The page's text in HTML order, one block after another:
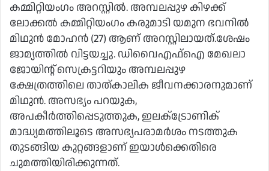
കമ്മിറ്റിയംഗം അറസ്റ്റിൽ. അമ്പലപ്പുഴ കിഴക്ക്
ലോക്കൽ കമ്മിറ്റിയംഗം കരുമാടി യമുന ഭവനിൽ
മിഥുൻ മോഹൻ (27) ആണ് അറസ്റ്റിലായത്.ശേഷം
ജാമ്യത്തിൽ വിട്ടയച്ചു. ഡിവൈഎഫ്‌ഐ മേഖലാ
ജോയിന്റ് സെക്രട്ടറിയും അമ്പലപ്പുഴ
ക്ഷേത്രത്തിലെ താത്‌കാലിക ജീവനക്കാരനുമാണ്
മിഥുൻ. അസഭ്യം പറയുക,
അപകീർത്തിപ്പെടുത്തുക, ഇലക്‌ട്രോണിക്
മാദ്ധ്യമത്തിലൂടെ അസഭ്യപരാമർശം നടത്തുക
തുടങ്ങിയ കുറ്റങ്ങളാണ് ഇയാൾക്കെതിരെ
ചുമത്തിയിരിക്കുന്നത്.